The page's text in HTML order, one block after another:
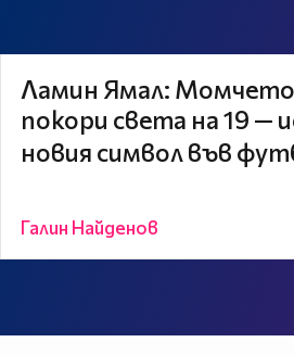
Ламин Ямал:
покори света на 19 —
новия символ във
Галин Найденов